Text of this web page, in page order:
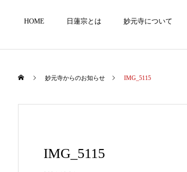
HOME 日蓮宗とは 妙元寺について
妙元寺からのお知らせ IMG_5115
IMG_5115